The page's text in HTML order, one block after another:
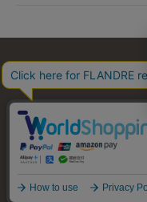
お問い合わせ 利用規
特定商取引・古